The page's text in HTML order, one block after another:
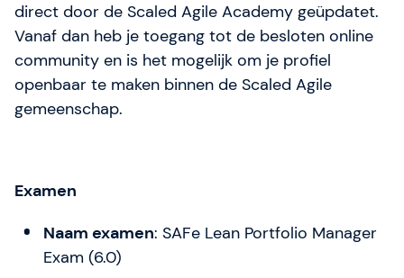
direct door de Scaled Agile Academy geüpdatet.
Vanaf dan heb je toegang tot de besloten online
community en is het mogelijk om je profiel
openbaar te maken binnen de Scaled Agile
gemeenschap.
Examen
Naam examen: SAFe Lean Portfolio Manager
Exam (6.0)